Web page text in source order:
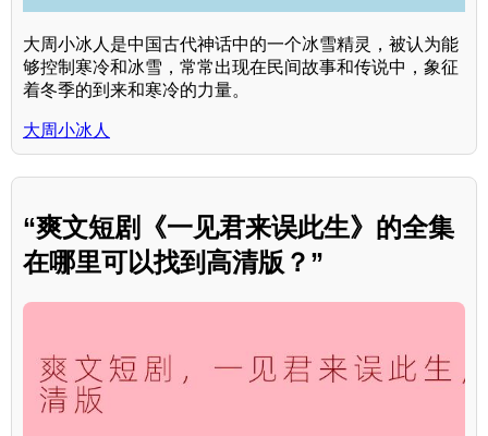
大周小冰人是中国古代神话中的一个冰雪精灵，被认为能
够控制寒冷和冰雪，常常出现在民间故事和传说中，象征
着冬季的到来和寒冷的力量。
大周小冰人
“爽文短剧《一见君来误此生》的全集
在哪里可以找到高清版？”